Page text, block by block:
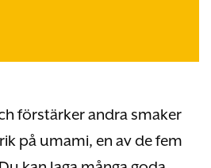
förstärker andra smaker
på umami, en av de fem